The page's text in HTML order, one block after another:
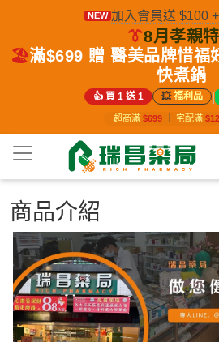
NEW 加入會員送 $100
👔8月孝親
🏖️滿$699 贈 醫美品牌惜福
快煮鍋
👍 買 1 送 1 💥福利品 |
超商滿 $699 宅配滿
商品介紹